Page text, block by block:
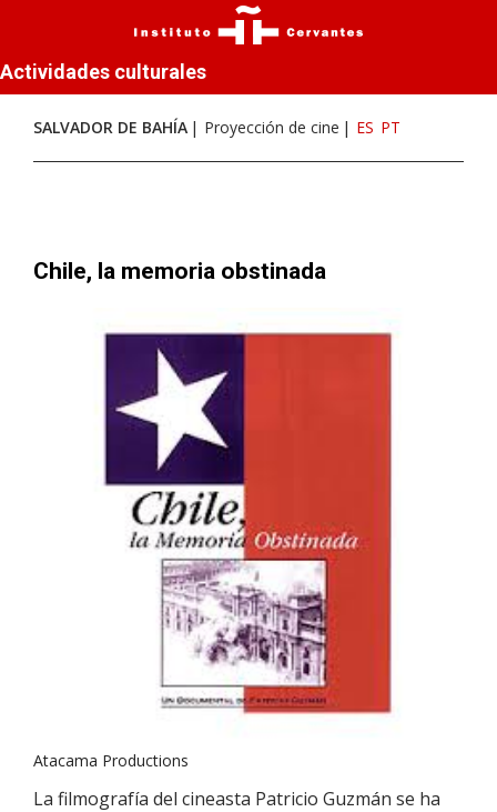
Actividades culturales
SALVADOR DE BAHÍA Proyección de cine ES PT
Chile, la memoria obstinada
Atacama Productions
La filmografía del cineasta Patricio Guzmán se ha